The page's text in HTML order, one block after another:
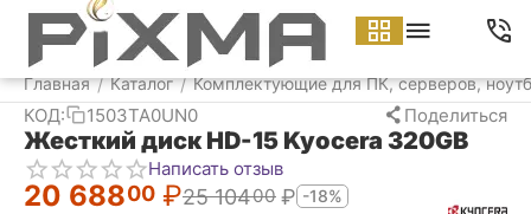
Главная / Каталог / Комплектующие для ПК, серверов,
КОД: 1503TA0UN0 Поделиться
Жесткий диск HD-15 Kyocera 320GB
Написать отзыв
20 68800 ₽25 10400 ₽ -18%
Меню Найти Корзина Аккаунт